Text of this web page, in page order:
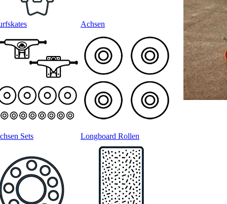
Achsen
Sets Longboard Rollen